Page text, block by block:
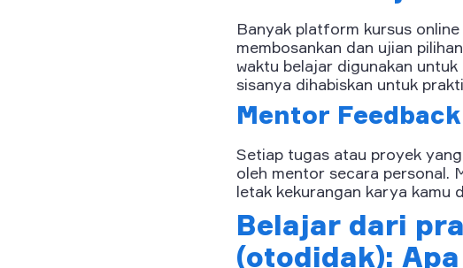
Banyak platform kursus
membosankan dan ujian
waktu belajar digunakan
sisanya dihabiskan untuk
Mentor
Setiap tugas atau proyek
oleh mentor secara personal.
letak kekurangan karya kamu
Belajar dari
(otodidak):